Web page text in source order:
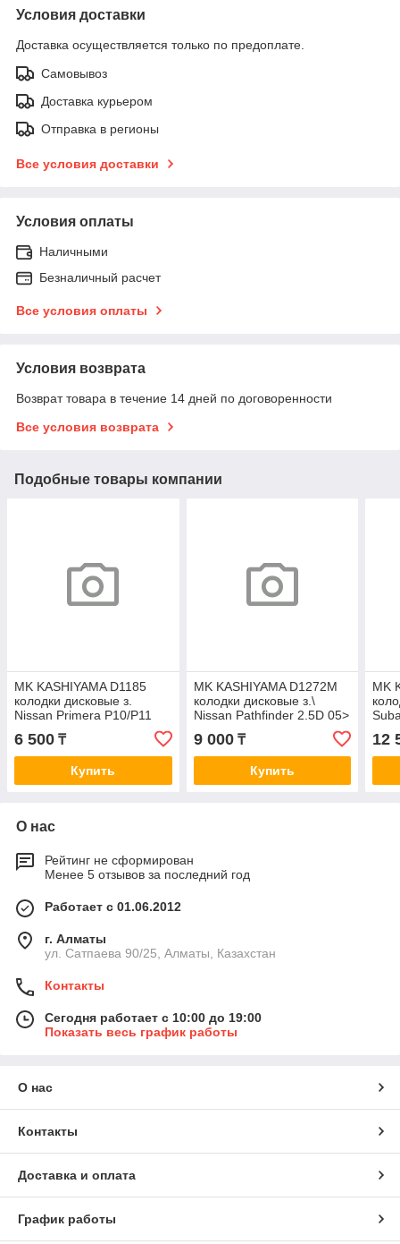
Условия доставки
Доставка осуществляется только по предоплате.
Самовывоз
Доставка курьером
Отправка в регионы
Все условия доставки
Условия оплаты
Наличными
Безналичный расчет
Все условия оплаты
Условия возврата
Возврат товара в течение 14 дней по договоренности
Все условия возврата
Подобные товары компании
MK KASHIYAMA D1185
колодки дисковые з.
Nissan Primera P10/P11
90-02/Maxima 2.0-3.0 91>
6 500 ₸
Купить
MK KASHIYAMA D1272M
колодки дисковые з.\
Nissan Pathfinder 2.5D 05>
9 000₸
Купить
MK
12
О нас
Рейтинг не сформирован
Менее 5 отзывов за последний год
Работает с 01.06.2012
г. Алматы
ул. Сатпаева 90/25, Алматы, Казахстан
Контакты
Сегодня работает с 10:00 до 19:00
Показать весь график работы
О нас
Контакты
Доставка и оплата
График работы